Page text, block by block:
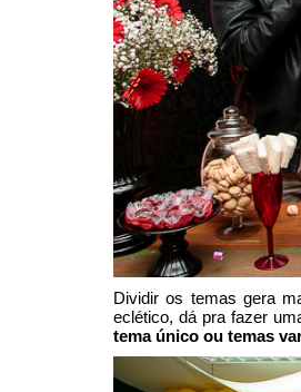
Dividir os temas gera
eclético, dá pra fazer
tema único ou temas